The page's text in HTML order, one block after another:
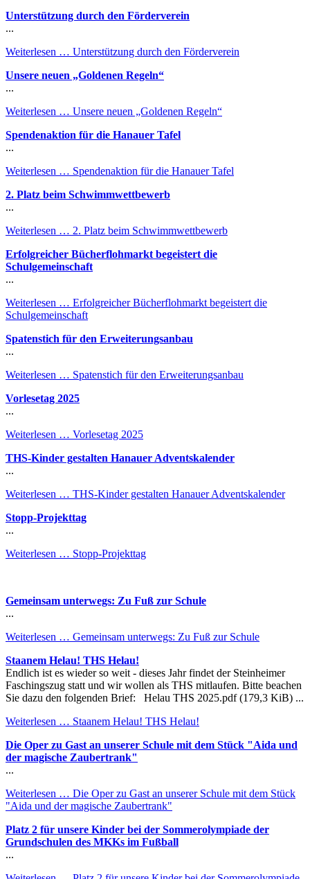
Unterstützung durch den Förderverein
...
Weiterlesen … Unterstützung durch den Förderverein
Unsere neuen „Goldenen Regeln“
...
Weiterlesen … Unsere neuen „Goldenen Regeln“
Spendenaktion für die Hanauer Tafel
...
Weiterlesen … Spendenaktion für die Hanauer Tafel
2. Platz beim Schwimmwettbewerb
...
Weiterlesen … 2. Platz beim Schwimmwettbewerb
Erfolgreicher Bücherflohmarkt begeistert die
Schulgemeinschaft
...
Weiterlesen … Erfolgreicher Bücherflohmarkt begeistert die
Schulgemeinschaft
Spatenstich für den Erweiterungsanbau
...
Weiterlesen … Spatenstich für den Erweiterungsanbau
Vorlesetag 2025
...
Weiterlesen … Vorlesetag 2025
THS-Kinder gestalten Hanauer Adventskalender
...
Weiterlesen … THS-Kinder gestalten Hanauer Adventskalender
Stopp-Projekttag
...
Weiterlesen … Stopp-Projekttag
Gemeinsam unterwegs: Zu Fuß zur Schule
...
Weiterlesen … Gemeinsam unterwegs: Zu Fuß zur Schule
Staanem Helau! THS Helau!
Endlich ist es wieder so weit - dieses Jahr findet der Steinheimer
Faschingszug statt und wir wollen als THS mitlaufen. Bitte beachen
Sie dazu den folgenden Brief: Helau THS 2025.pdf (179,3 KiB) ...
Weiterlesen … Staanem Helau! THS Helau!
Die Oper zu Gast an unserer Schule mit dem Stück "Aida und
der magische Zaubertrank"
...
Weiterlesen … Die Oper zu Gast an unserer Schule mit dem Stück
"Aida und der magische Zaubertrank"
Platz 2 für unsere Kinder bei der Sommerolympiade der
Grundschulen des MKKs im Fußball
...